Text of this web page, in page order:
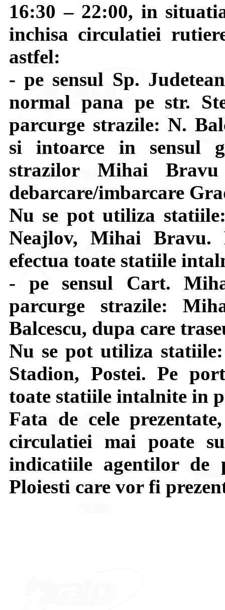
16:30 – 22:00, in
inchisa circulatiei
astfel:
- pe sensul Sp.
normal pana pe str.
parcurge strazile: N.
si intoarce in sensul
strazilor Mihai
debarcare/imbarcare
Nu se pot utiliza
Neajlov, Mihai Bravu.
efectua toate statiile
- pe sensul Cart.
parcurge strazile:
Balcescu, dupa care
Nu se pot utiliza
Stadion, Postei. Pe
toate statiile intalnite in
Fata de cele
circulatiei mai poate
indicatiile agentilor
Ploiesti care vor fi